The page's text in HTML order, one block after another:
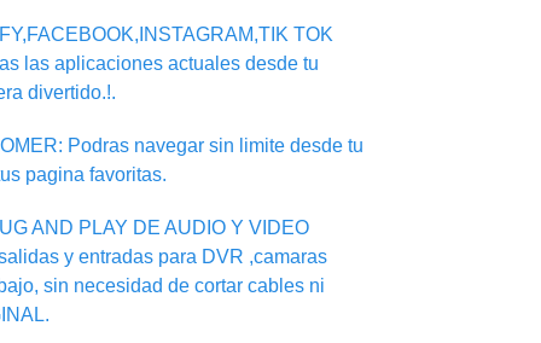
TOK
las aplicaciones actuales desde tu
divertido.!.
Podras navegar sin limite desde tu
pagina favoritas.
AND PLAY DE AUDIO Y VIDEO
y entradas para DVR ,camaras
sin necesidad de cortar cables ni